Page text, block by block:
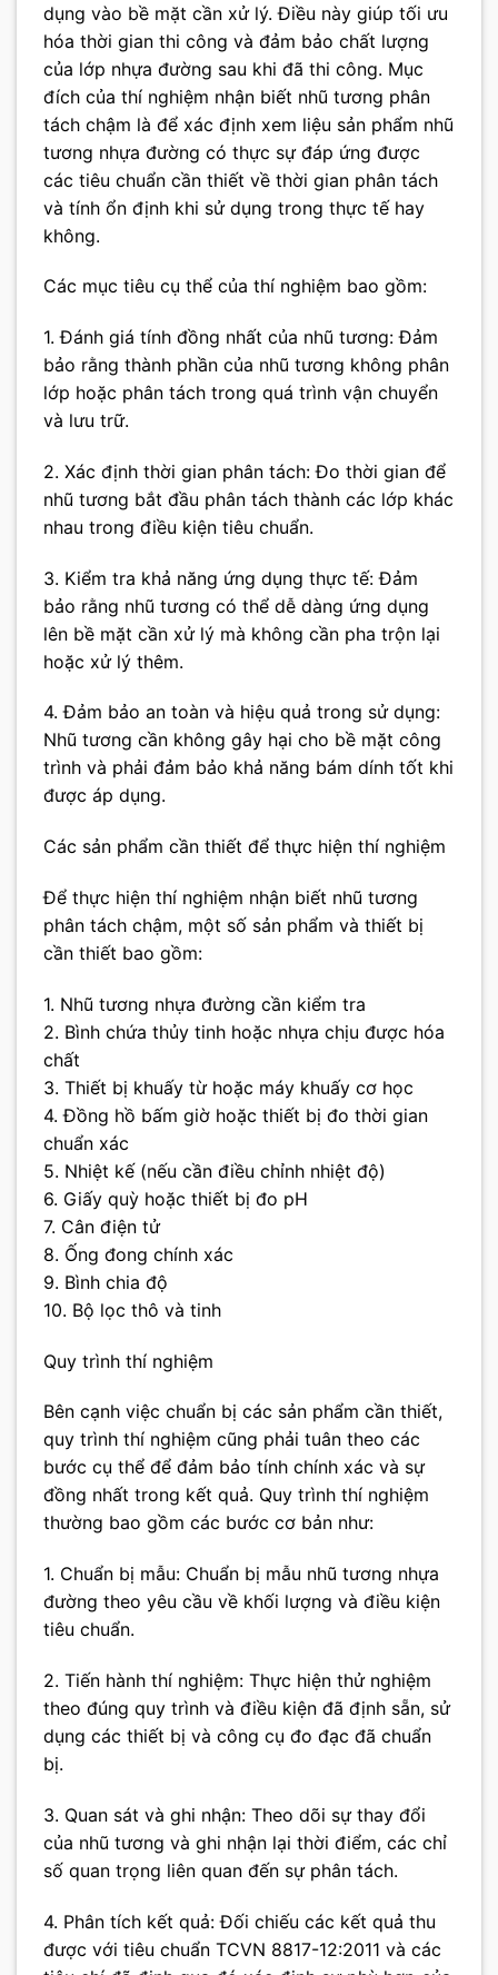
dụng vào bề mặt cần xử lý. Điều này giúp tối ưu
hóa thời gian thi công và đảm bảo chất lượng
của lớp nhựa đường sau khi đã thi công. Mục
đích của thí nghiệm nhận biết nhũ tương phân
tách chậm là để xác định xem liệu sản phẩm nhũ
tương nhựa đường có thực sự đáp ứng được
các tiêu chuẩn cần thiết về thời gian phân tách
và tính ổn định khi sử dụng trong thực tế hay
không.
Các mục tiêu cụ thể của thí nghiệm bao gồm:
1. Đánh giá tính đồng nhất của nhũ tương: Đảm
bảo rằng thành phần của nhũ tương không phân
lớp hoặc phân tách trong quá trình vận chuyển
và lưu trữ.
2. Xác định thời gian phân tách: Đo thời gian để
nhũ tương bắt đầu phân tách thành các lớp khác
nhau trong điều kiện tiêu chuẩn.
3. Kiểm tra khả năng ứng dụng thực tế: Đảm
bảo rằng nhũ tương có thể dễ dàng ứng dụng
lên bề mặt cần xử lý mà không cần pha trộn lại
hoặc xử lý thêm.
4. Đảm bảo an toàn và hiệu quả trong sử dụng:
Nhũ tương cần không gây hại cho bề mặt công
trình và phải đảm bảo khả năng bám dính tốt khi
được áp dụng.
Các sản phẩm cần thiết để thực hiện thí nghiệm
Để thực hiện thí nghiệm nhận biết nhũ tương
phân tách chậm, một số sản phẩm và thiết bị
cần thiết bao gồm:
1. Nhũ tương nhựa đường cần kiểm tra
2. Bình chứa thủy tinh hoặc nhựa chịu được hóa
chất
3. Thiết bị khuấy từ hoặc máy khuấy cơ học
4. Đồng hồ bấm giờ hoặc thiết bị đo thời gian
chuẩn xác
5. Nhiệt kế (nếu cần điều chỉnh nhiệt độ)
6. Giấy quỳ hoặc thiết bị đo pH
7. Cân điện tử
8. Ống đong chính xác
9. Bình chia độ
10. Bộ lọc thô và tinh
Quy trình thí nghiệm
Bên cạnh việc chuẩn bị các sản phẩm cần thiết,
quy trình thí nghiệm cũng phải tuân theo các
bước cụ thể để đảm bảo tính chính xác và sự
đồng nhất trong kết quả. Quy trình thí nghiệm
thường bao gồm các bước cơ bản như:
1. Chuẩn bị mẫu: Chuẩn bị mẫu nhũ tương nhựa
đường theo yêu cầu về khối lượng và điều kiện
tiêu chuẩn.
2. Tiến hành thí nghiệm: Thực hiện thử nghiệm
theo đúng quy trình và điều kiện đã định sẵn, sử
dụng các thiết bị và công cụ đo đạc đã chuẩn
bị.
3. Quan sát và ghi nhận: Theo dõi sự thay đổi
của nhũ tương và ghi nhận lại thời điểm, các chỉ
số quan trọng liên quan đến sự phân tách.
4. Phân tích kết quả: Đối chiếu các kết quả thu
được với tiêu chuẩn TCVN 8817-12:2011 và các